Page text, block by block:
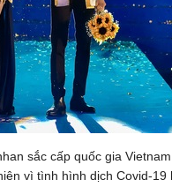
sắc cấp quốc gia
vì tình hình dịch Covid-